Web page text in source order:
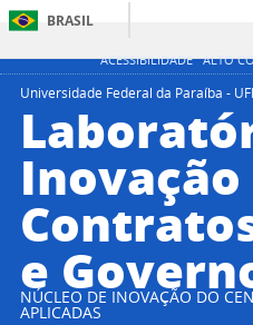
ACESSIBILIDADE ALTO
BRASIL
Universidade Federal da Paraíba -
Inovação
e
NÚCLEO DE INOVAÇÃO DO
APLICADAS